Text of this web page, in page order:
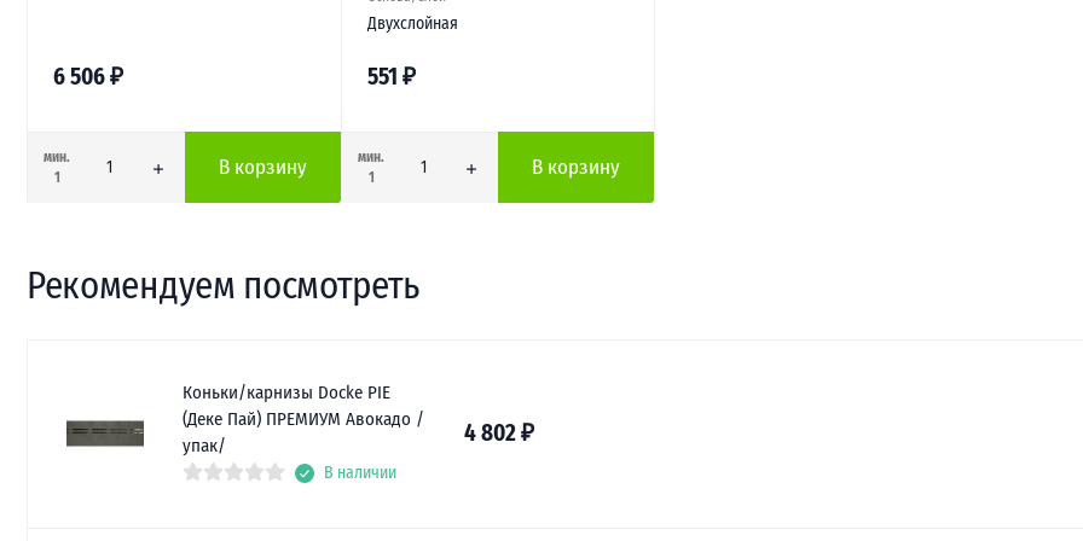
6 506₽
мин.
1
В корзину
Двухслойная
551 ₽
мин.
1
В корзину
Рекомендуем посмотреть
Коньки/карнизы Docke PIE
(Деке Пай) ПРЕМИУМ Авокадо /
упак/
В наличии
4 802₽